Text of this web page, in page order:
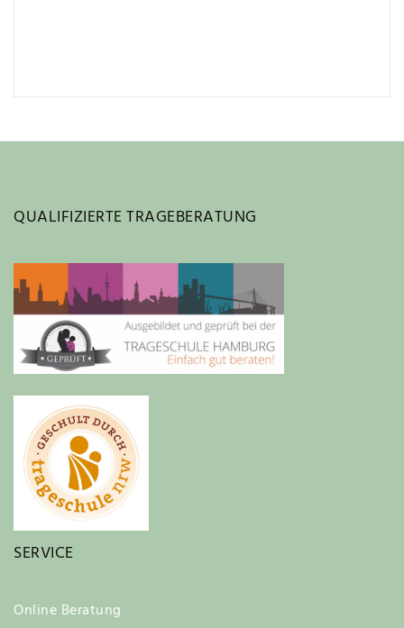
QUALIFIZIERTE TRAGEBERATUNG
SERVICE
Online Beratung